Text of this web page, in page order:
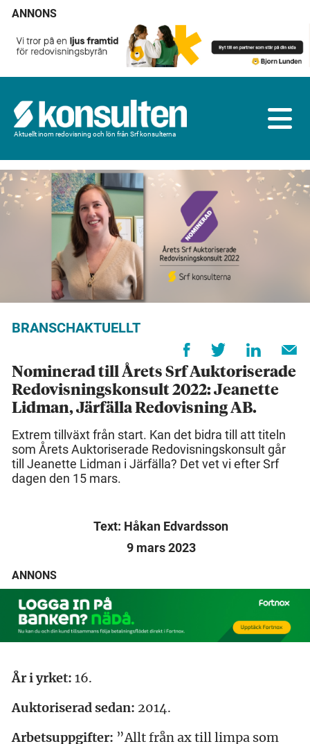
ANNONS
Aktuellt inom redovisning och lön från Srf konsulterna
BRANSCHAKTUELLT
Nominerad till Årets Srf Auktoriserade
Redovisningskonsult 2022: Jeanette
Lidman, Järfälla Redovisning AB.
Extrem tillväxt från start. Kan det bidra till att titeln
som Årets Auktoriserade Redovisningskonsult går
till Jeanette Lidman i Järfälla? Det vet vi efter Srf
dagen den 15 mars.
Text: Håkan Edvardsson
9 mars 2023
ANNONS
År i yrket: 16.
Auktoriserad sedan: 2014.
Arbetsuppgifter: ”Allt från ax till limpa som